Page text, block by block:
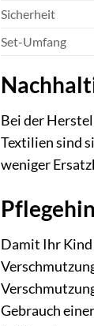
Sicherheit
Set-Umfang
Bei der
Textilien sind
weniger
Damit Ihr Kind
Gebrauch